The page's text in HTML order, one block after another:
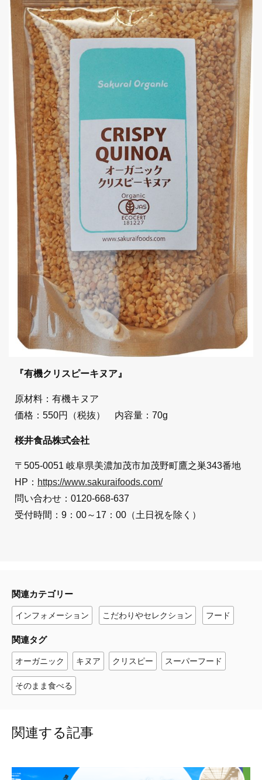
『有機クリスピーキヌア』
原材料：有機キヌア
価格：550円（税抜） 内容量：70g
桜井食品株式会社
〒505-0051 岐阜県美濃加茂市加茂野町鷹之巣343番地
HP： https://www.sakuraifoods.com/
問い合わせ：0120-668-637
受付時間：9：00～17：00（土日祝を除く）
関連カテゴリー
インフォメーション こだわりやセレクション フード
関連タグ
オーガニック キヌア クリスピー スーパーフード
そのまま食べる
関連する記事